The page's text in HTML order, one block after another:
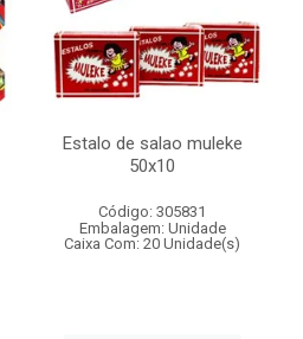
Estalo de salao muleke
50x10
Código: 305831
Embalagem: Unidade
Caixa Com: 20 Unidade(s)